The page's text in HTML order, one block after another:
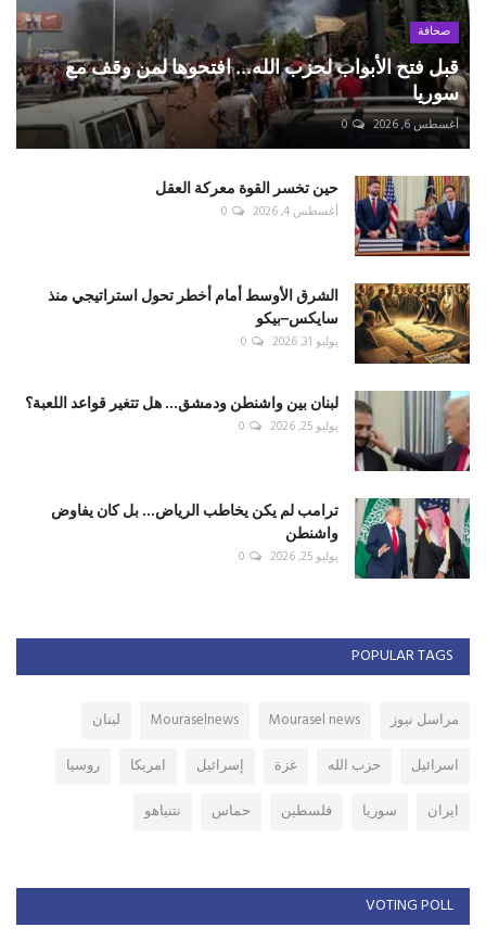
صحافة
قبل فتح الأبواب لحزب الله... افتحوها لمن وقف مع
سوريا
أغسطس 6, 2026 0
حين تخسر القوة معركة العقل
أغسطس 4, 2026 0
الشرق الأوسط أمام أخطر تحول استراتيجي منذ
سايكس–بيكو
يوليو 31, 2026 0
لبنان بين واشنطن ودمشق... هل تتغير قواعد اللعبة؟
يوليو 25, 2026 0
ترامب لم يكن يخاطب الرياض... بل كان يفاوض
واشنطن
يوليو 25, 2026 0
POPULAR TAGS
مراسل نيوز Mourasel news
Mouraselnews
لبنان
اسرائيل
حزب الله غزة إسرائيل امريكا
روسيا
ايران
سوريا فلسطين حماس نتنياهو
VOTING POLL